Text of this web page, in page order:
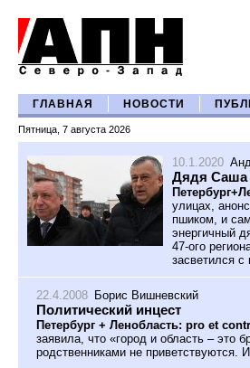
ГЛАВНАЯ НОВОСТИ
Пятница, 7 августа 2026
10.1.2020
Дядя Саша
улицах,
пшиком, и
энергичный
47-ого
засветился с
22.4.2008 Борис Вишневский
Политический инцест
Петербург + Ленобласть: pro et
заявила, что «город и область – это
родственниками не приветствуются.